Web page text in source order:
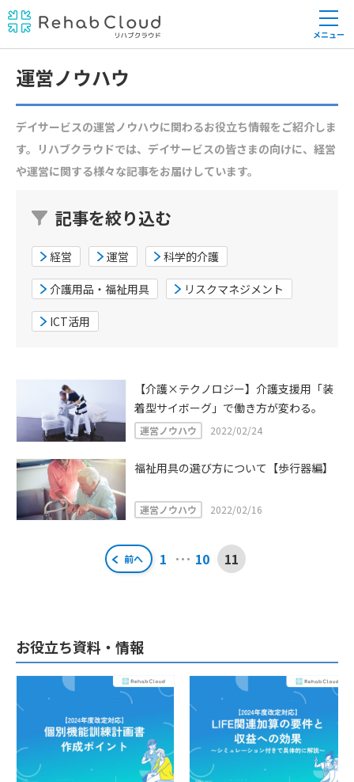
メニュー
運営ノウハウ
デイサービスの運営ノウハウに関わるお役立ち情報をご紹介しま
す。リハブクラウドでは、デイサービスの皆さまの向けに、経営
や運営に関する様々な記事をお届けしています。
記事を絞り込む
経営 運営 科学的介護
介護用品・福祉用具 リスクマネジメント
ICT活用
【介護×テクノロジー】介護支援用「装
着型サイボーグ」で働き方が変わる。
運営ノウハウ 2022/02/24
福祉用具の選び方について【歩行器編】
運営ノウハウ 2022/02/16
投
ー
シ
ン
前へ 1 … 10 11
お役立ち資料・情報